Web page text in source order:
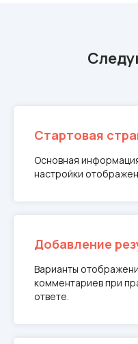
Стартовая
Основная
настройки
Добавление
Варианты
комментариев при
ответе.